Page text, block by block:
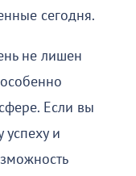
сегодня.
не лишен
Если вы
успеху и